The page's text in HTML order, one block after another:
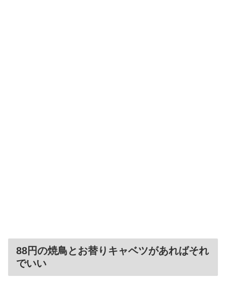
88円の焼鳥とお替りキャベツがあればそれ
でいい